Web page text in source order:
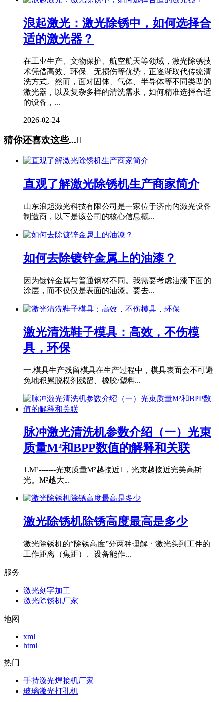
浪起激光：激光除锈中，如何选择合
适的激光器？
在工业生产、文物保护、航空航天等领域，激光除锈技
术凭借高效、环保、无损伤等优势，正逐渐取代传统清
洗方式。然而，面对固体、气体、半导体等不同类型的
激光器，以及复杂多样的清洗需求，如何精准选择合适
的设备，...
2026-02-24
猜你还喜欢这些...
直观了解激光除锈机生产商家简介
山东浪起激光科技有限公司是一家位于济南的激光设备
制造商，以下是该公司的核心信息概...
如何去除镀锌金属上的油漆？
因为镀锌金属与普通钢材不同。我需要考虑油漆下面的
涂层，而不仅仅是表面的油漆。要去...
激光清洗鞋子模具：高效，不伤模
具，环保
一.模具生产残留模具在生产过程中，模具表面会不可避
免地积累脱模剂残留、橡胶/塑料...
脉冲激光清洗机参数介绍（一）光束
质量M²和BPP数值的解释和关联
1.M²-------光束质量M²越接近1，光束越接近完美高斯
光。M²越大...
激光除锈机除锈高度最高是多少
激光除锈机的“除锈高度”分两种理解：激光头到工件的
工作距离（焦距）、设备能作...
服务
激光刻字加工
激光除锈机厂家
地图
xml
html
热门
手持激光焊接机厂家
玻璃激光打孔机